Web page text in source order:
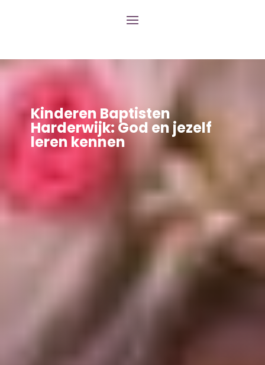
Kinderen Baptisten
Harderwijk: God en jezelf
leren kennen